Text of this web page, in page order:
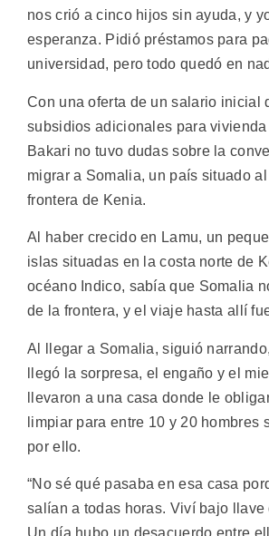
nos crió a cinco hijos sin ayuda, y
esperanza. Pidió préstamos para
universidad, pero todo quedó en
Con una oferta de un salario inicial
subsidios adicionales para
Bakari no tuvo dudas sobre la
migrar a Somalia, un país situado
frontera de Kenia.
Al haber crecido en Lamu, un
islas situadas en la costa norte de
océano Indico, sabía que Somalia
de la frontera, y el viaje hasta allí
Al llegar a Somalia, siguió
llegó la sorpresa, el engaño y el
llevaron a una casa donde le
limpiar para entre 10 y 20 hombres
por ello.
“No sé qué pasaba en esa casa
salían a todas horas. Viví bajo llave
Un día hubo un desacuerdo entre